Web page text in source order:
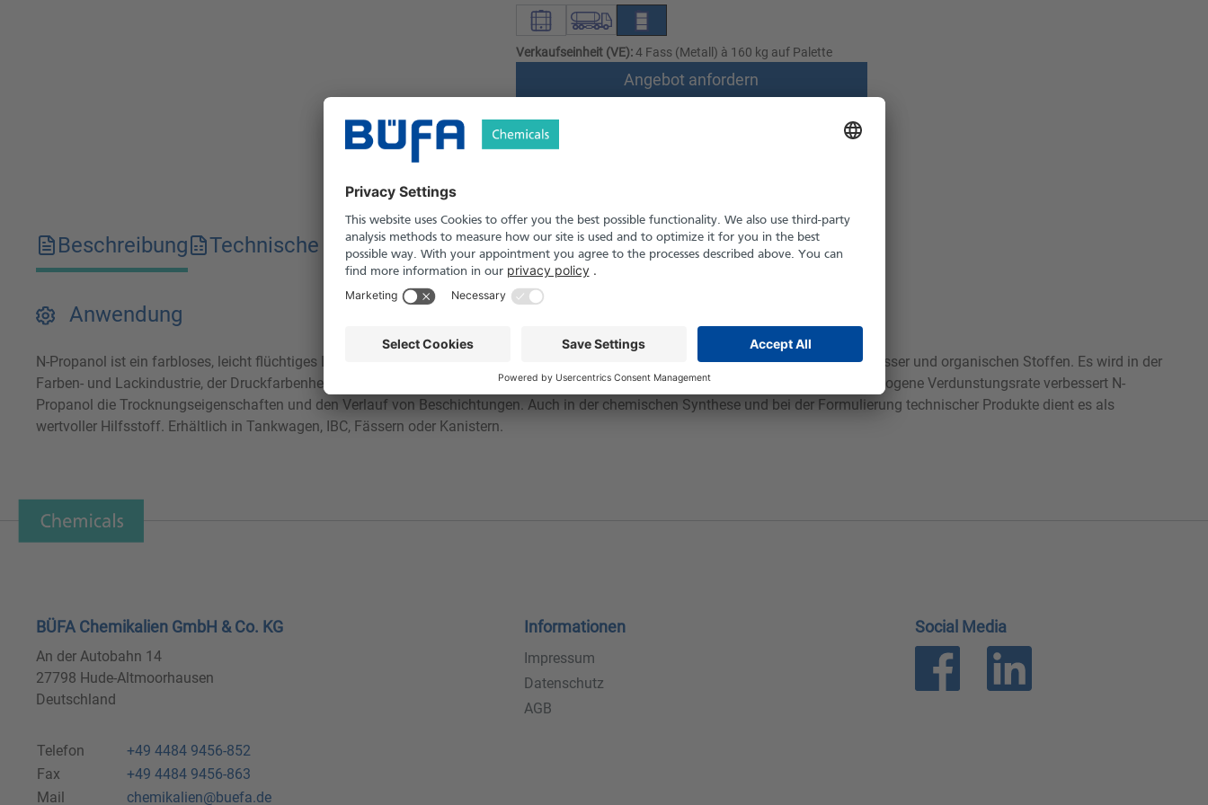
Verkaufseinheit (VE):4 Fass (Metall) à 160 kg auf Palette
Angebot anfordern
Versand nach Österreich und die Schweiz möglich
Beschreibung Technische Merkmale Downloads Sicherheitshinweise
Anwendung
N-Propanol ist ein farbloses, leicht flüchtiges Lösungsmittel mit mittlerer Verdunstungsgeschwindigkeit und guter Mischbarkeit mit Wasser und organischen Stoffen. Es wird in der
Farben- und Lackindustrie, der Druckfarbenherstellung sowie in Reinigungs- und Entfettungsprozessen eingesetzt. Durch seine ausgewogene Verdunstungsrate verbessert N-
Propanol die Trocknungseigenschaften und den Verlauf von Beschichtungen. Auch in der chemischen Synthese und bei der Formulierung technischer Produkte dient es als
wertvoller Hilfsstoff. Erhältlich in Tankwagen, IBC, Fässern oder Kanistern.
BÜFA Chemikalien GmbH & Co. KG
An der Autobahn 14
27798 Hude-Altmoorhausen
Deutschland
Telefon
+49 4484 9456-852
Fax
+49 4484 9456-863
Mail
chemikalien@buefa.de
Informationen
Impressum
Datenschutz
AGB
Social Media